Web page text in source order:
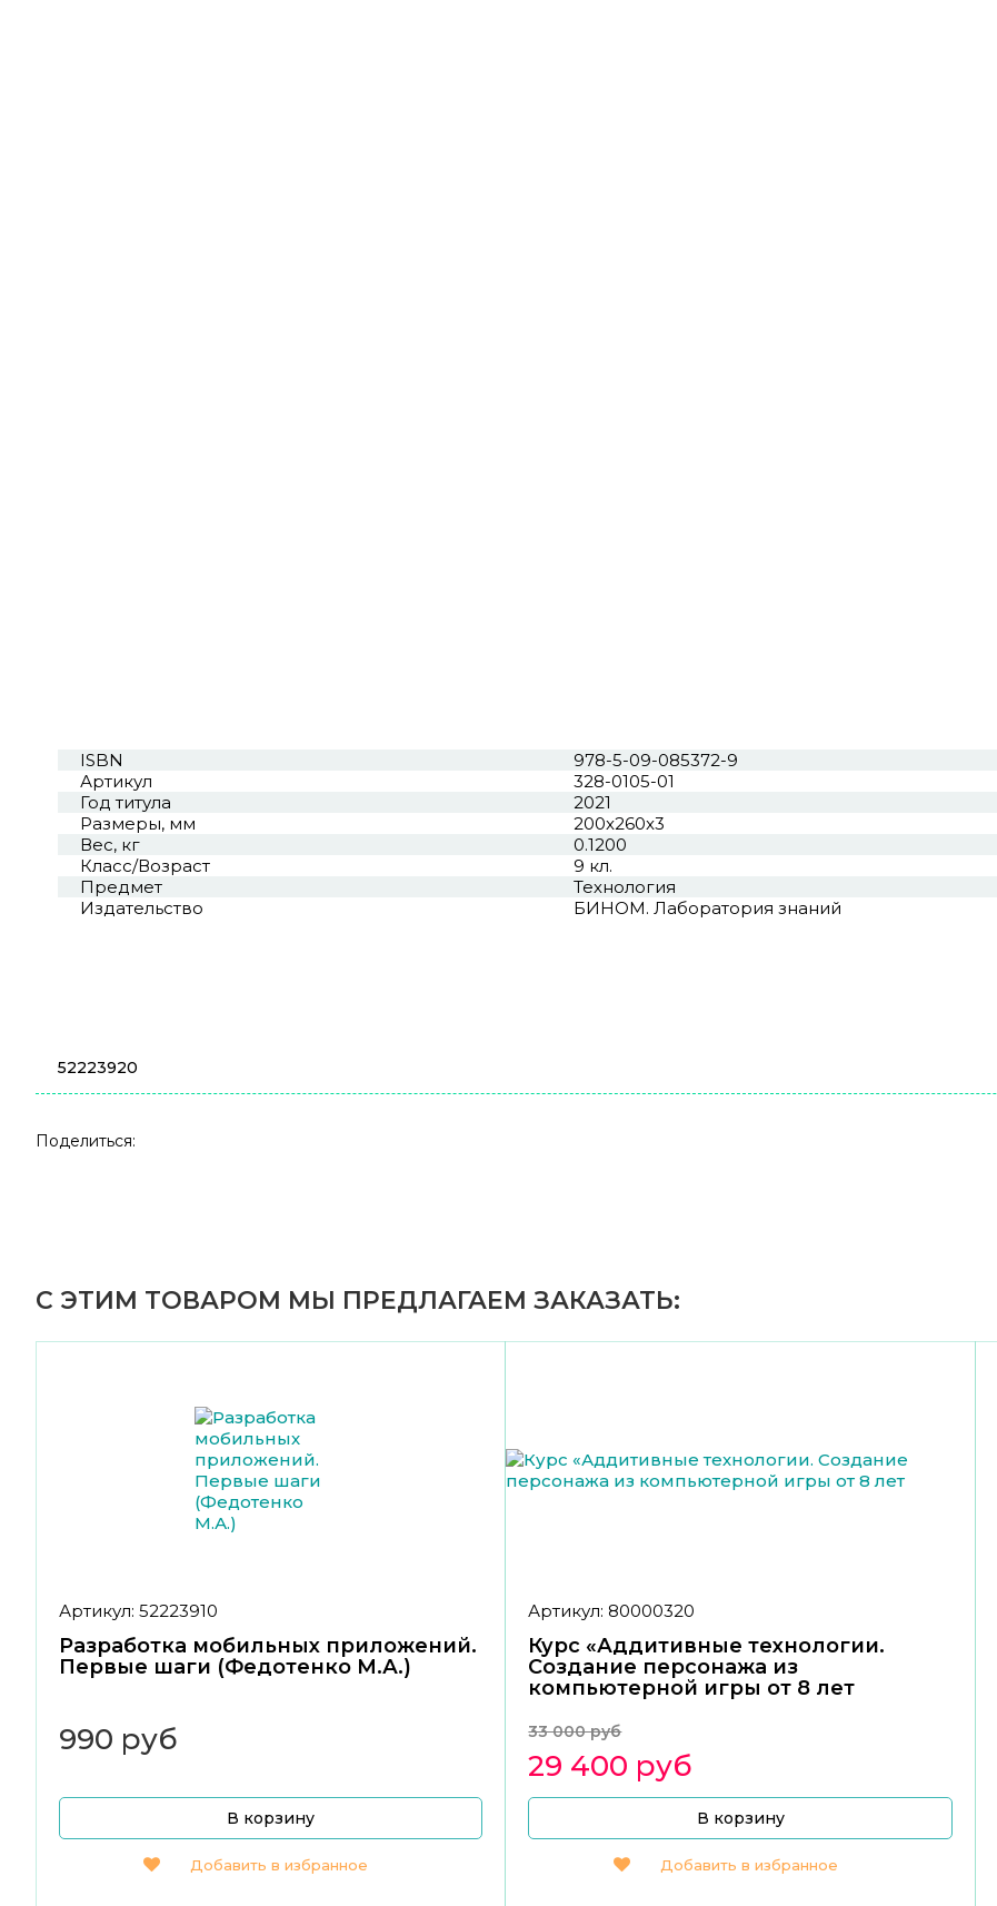
ISBN
978-5-09-085372-9
Артикул
328-0105-01
Год титула
2021
Размеры, мм
200x260x3
Вес, кг
0.1200
Класс/Возраст
9 кл.
Предмет
Технология
Издательство
БИНОМ. Лаборатория знаний
52223920
Поделиться:
С ЭТИМ ТОВАРОМ МЫ ПРЕДЛАГАЕМ ЗАКАЗАТЬ:
Артикул: 52223910
Разработка мобильных приложений.
Первые шаги (Федотенко М.А.)
990 руб
В корзину
Добавить в избранное
Артикул: 80000320
Курс «Аддитивные технологии.
Создание персонажа из
компьютерной игры от 8 лет
33 000 руб
29 400 руб
В корзину
Добавить в избранное